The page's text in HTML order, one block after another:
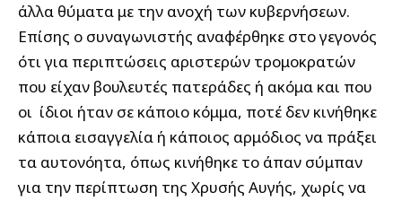
άλλα θύματα με την ανοχή των κυβερνήσεων.
Επίσης ο συναγωνιστής αναφέρθηκε στο γεγονός
ότι για περιπτώσεις αριστερών τρομοκρατών
που είχαν βουλευτές πατεράδες ή ακόμα και που
οι ίδιοι ήταν σε κάποιο κόμμα, ποτέ δεν κινήθηκε
κάποια εισαγγελία ή κάποιος αρμόδιος να πράξει
τα αυτονόητα, όπως κινήθηκε το άπαν σύμπαν
για την περίπτωση της Χρυσής Αυγής, χωρίς να